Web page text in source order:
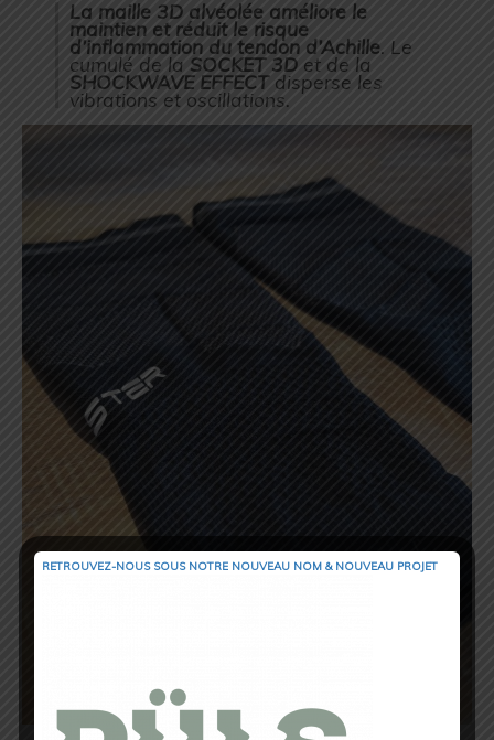
La maille 3D alvéolée améliore le
maintien et réduit le risque
d’inflammation du tendon d’Achille. Le
cumulé de la SOCKET 3D et de la
SHOCKWAVE EFFECTdisperse les
vibrations et oscillations.
RETROUVEZ-NOUS SOUS NOTRE NOUVEAU NOM & NOUVEAU PROJET